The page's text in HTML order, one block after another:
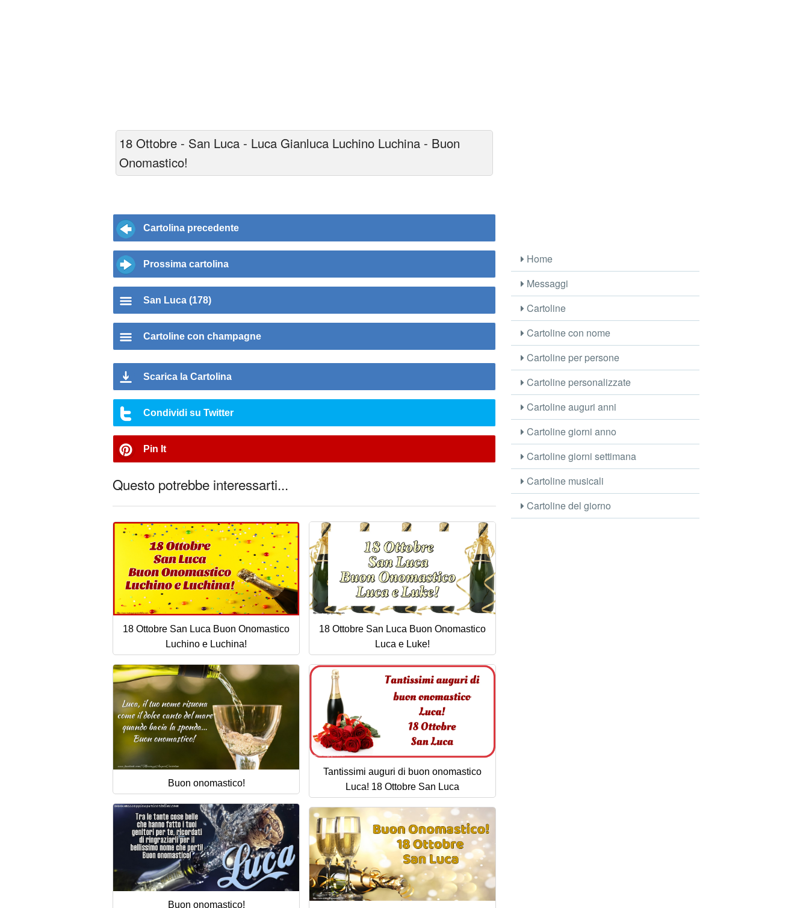
18 Ottobre - San Luca - Luca Gianluca Luchino Luchina - Buon
Onomastico!
Cartolina precedente
Prossima cartolina
San Luca (178)
Cartoline con champagne
Scarica la Cartolina
Condividi su Twitter
Pin It
Questo potrebbe interessarti...
18 Ottobre San Luca Buon Onomastico
Luchino e Luchina!
18 Ottobre San Luca Buon Onomastico
Luca e Luke!
Buon onomastico!
Tantissimi auguri di buon onomastico
Luca! 18 Ottobre San Luca
Buon onomastico!
Home
Messaggi
Cartoline
Cartoline con nome
Cartoline per persone
Cartoline personalizzate
Cartoline auguri anni
Cartoline giorni anno
Cartoline giorni settimana
Cartoline musicali
Cartoline del giorno